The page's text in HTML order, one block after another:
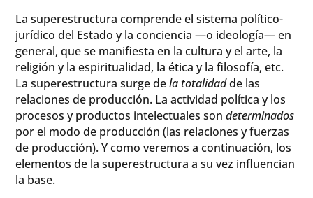
La superestructura comprende el sistema político-
jurídico del Estado y la conciencia —o ideología— en
general, que se manifiesta en la cultura y el arte, la
religión y la espiritualidad, la ética y la filosofía, etc.
La superestructura surge dela totalidadde las
relaciones de producción. La actividad política y los
procesos y productos intelectuales sondeterminados
por el modo de producción (las relaciones y fuerzas
de producción). Y como veremos a continuación, los
elementos de la superestructura a su vez influencian
la base.